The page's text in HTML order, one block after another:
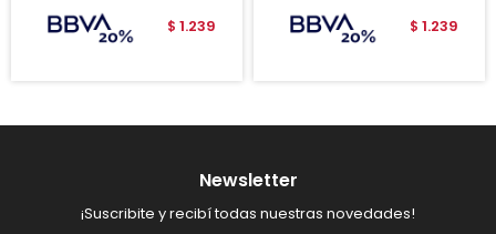
$ 1.239 $ 1.239
Newsletter
¡Suscribite y recibí todas nuestras novedades!